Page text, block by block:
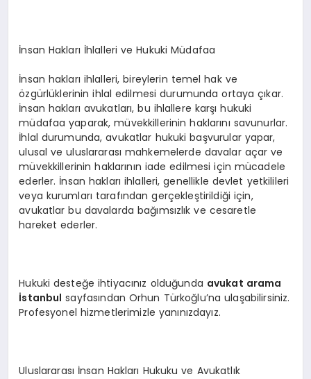
İnsan Hakları İhlalleri ve Hukuki Müdafaa
İnsan hakları ihlalleri, bireylerin temel hak ve
özgürlüklerinin ihlal edilmesi durumunda ortaya çıkar.
İnsan hakları avukatları, bu ihlallere karşı hukuki
müdafaa yaparak, müvekkillerinin haklarını savunurlar.
İhlal durumunda, avukatlar hukuki başvurular yapar,
ulusal ve uluslararası mahkemelerde davalar açar ve
müvekkillerinin haklarının iade edilmesi için mücadele
ederler. İnsan hakları ihlalleri, genellikle devlet yetkilileri
veya kurumları tarafından gerçekleştirildiği için,
avukatlar bu davalarda bağımsızlık ve cesaretle
hareket ederler.
Hukuki desteğe ihtiyacınız olduğunda avukat arama
İstanbul sayfasından Orhun Türkoğlu’na ulaşabilirsiniz.
Profesyonel hizmetlerimizle yanınızdayız.
Uluslararası İnsan Hakları Hukuku ve Avukatlık